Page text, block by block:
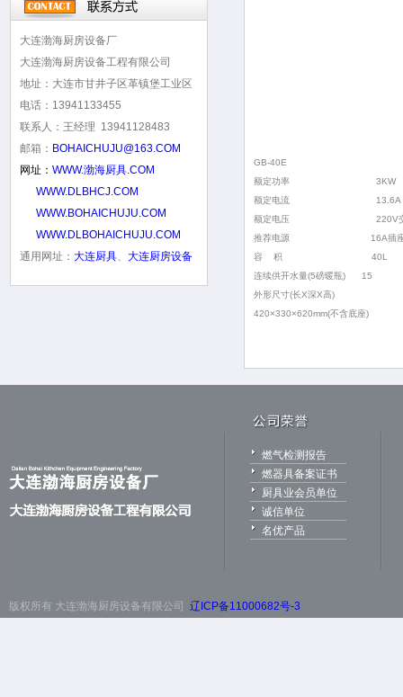
大连渤海厨房设备厂
大连渤海厨房设备工程有限公司
地址：大连市甘井子区革镇堡工业区
电话：13941133455
联系人：王经理 13941128483
邮箱： BOHAICHUJU@163.COM
网址： WWW.渤海厨具.COM
WWW.DLBHCJ.COM
WWW.BOHAICHUJU.COM
WWW.DLBOHAICHUJU.COM
通用网址： 大连厨具、 大连厨房设备
GB-40E
额定功率 3KW
额定电流 13.6A
额定电压 220V
推荐电源 16A插
容
积 40L
连续供开水量(5磅暖瓶) 15
外形尺寸(长X深X高)
420×330×620mm(不含底座)
版权所有 大连渤海厨房设备有限公司 辽ICP备11000682号-3
燃气检测报告
燃器具备案证书
厨具业会员单位
诚信单位
名优产品